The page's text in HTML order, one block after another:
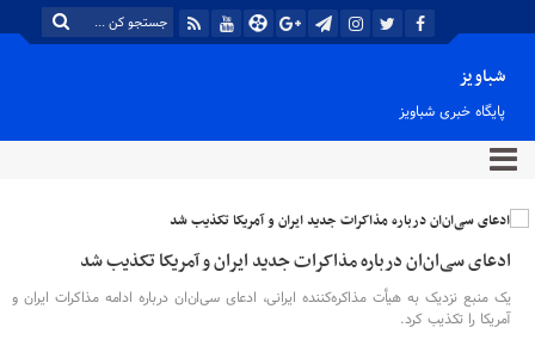
شباویز
پایگاه خبری شباویز
ادعای سی‌ان‌ان درباره مذاکرات جدید ایران و آمریکا تکذیب شد
یک منبع نزدیک به هیأت مذاکره‌کننده ایرانی، ادعای سی‌ان‌ان درباره ادامه مذاکرات ایران و
آمریکا را تکذیب کرد.